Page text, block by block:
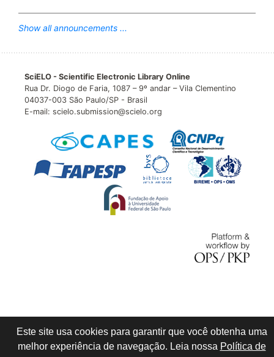
Show all announcements ...
SciELO - Scientific Electronic Library Online
Rua Dr. Diogo de Faria, 1087 – 9º andar – Vila Clementino
04037-003 São Paulo/SP - Brasil
E-mail: scielo.submission@scielo.org
Este site usa cookies para garantir que você obtenha uma
melhor experiência de navegação. Leia nossa Política de